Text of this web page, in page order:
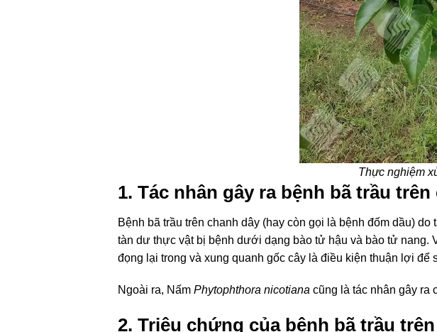
Thực nghiệm
1. Tác nhân gây ra bệnh bã trầu
Bệnh bã trầu trên chanh dây (hay còn gọi là bệnh đốm dầu) do
tàn dư thực vật bị bệnh dưới dạng bào tử hậu và bào tử
đọng lại trong và xung quanh gốc cây là điều kiện thuận lợi để
Ngoài ra, NấmPhytophthoranicotiana cũng là tác nhân gây ra
2. Triệu chứng của bệnh bã trầu